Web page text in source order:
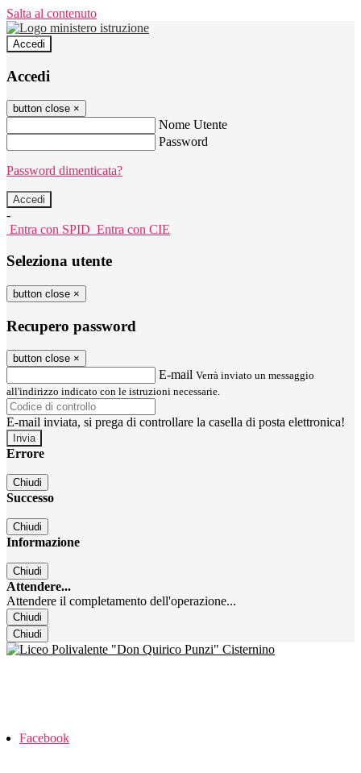
Salta al contenuto
Accedi
Accedi
button close ×
Nome Utente
Password
Password dimenticata?
-
Entra con SPID Entra con CIE
Seleziona utente
button close ×
Recupero password
button close ×
E-mail Verrà inviato un messaggio
all'indirizzo indicato con le istruzioni necessarie.
E-mail inviata, si prega di controllare la casella di posta elettronica!
Errore
Chiudi
Successo
Chiudi
Informazione
Chiudi
Attendere...
Attendere il completamento dell'operazione...
Chiudi
Chiudi
Facebook